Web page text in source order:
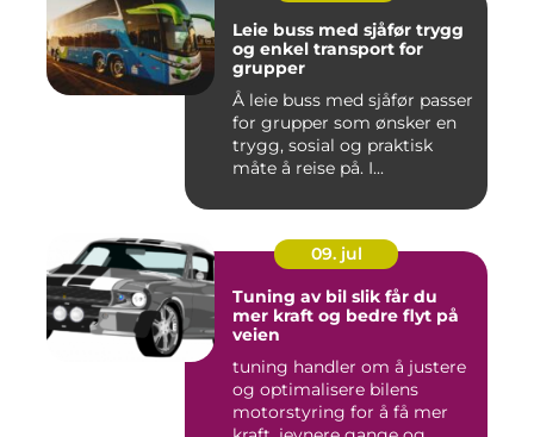
Leie buss med sjåfør trygg
og enkel transport for
grupper
Å leie buss med sjåfør passer
for grupper som ønsker en
trygg, sosial og praktisk
måte å reise på. I...
09. jul
Tuning av bil slik får du
mer kraft og bedre flyt på
veien
tuning handler om å justere
og optimalisere bilens
motorstyring for å få mer